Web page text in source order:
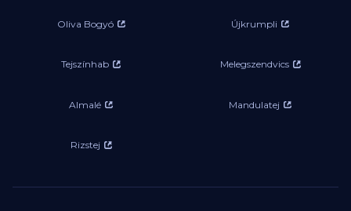
Oliva Bogyó Újkrumpli
Tejszínhab Melegszendvics
Almalé Mandulatej
Rizstej